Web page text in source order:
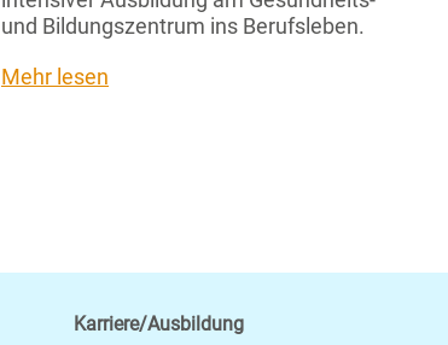
und Bildungszentrum ins Berufsleben.
Mehr lesen
Karriere/Ausbildung